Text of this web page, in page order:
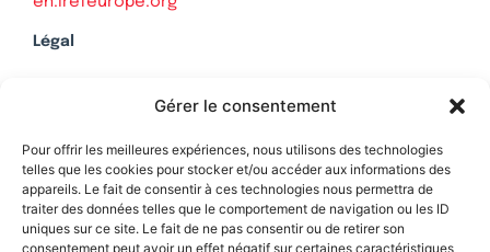
Gérer le consentement
Pour offrir les meilleures expériences, nous utilisons des technologies
telles que les cookies pour stocker et/ou accéder aux informations des
appareils. Le fait de consentir à ces technologies nous permettra de
traiter des données telles que le comportement de navigation ou les ID
uniques sur ce site. Le fait de ne pas consentir ou de retirer son
consentement peut avoir un effet négatif sur certaines caractéristiques
Légal
Politique de confidentialité
Soutenez Contrepoints